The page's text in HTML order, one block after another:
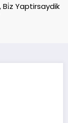
Bi̇z Yaptirsaydik